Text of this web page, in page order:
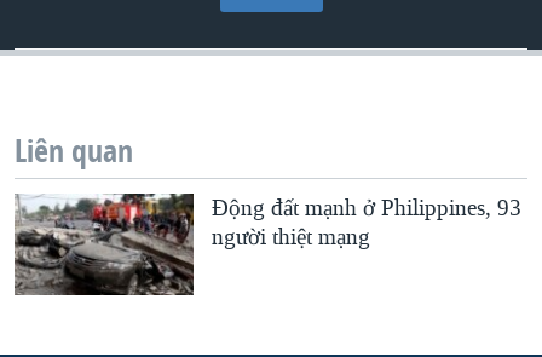
Liên quan
Ðộng đất mạnh ở Philippines, 93
người thiệt mạng